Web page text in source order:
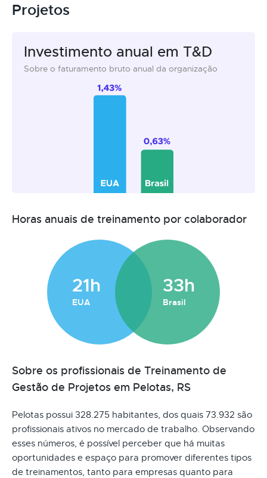
Projetos
Investimento anual em T&D
Sobre o faturamento bruto anual da organização
Horas anuais de treinamento por colaborador
21h
EUA
33h
Brasil
Sobre os profissionais de Treinamento de
Gestão de Projetos em Pelotas, RS
Pelotas possui 328.275 habitantes, dos quais 73.932 são
profissionais ativos no mercado de trabalho. Observando
esses números, é possível perceber que há muitas
oportunidades e espaço para promover diferentes tipos
de treinamentos, tanto para empresas quanto para